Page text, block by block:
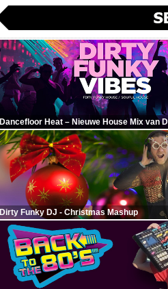
Dancefloor Heat – Nieuwe House Mix van
Dirty Funky DJ - Christmas Mashup